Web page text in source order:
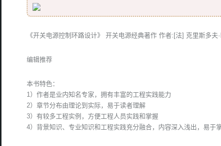
《开关电源控制环路设计》 开关电源经典著作 作者:[法] 克里斯多
编辑推荐
本书特色：
1）作者是业内知名专家，拥有丰富的工程实践能力
2）章节分布由理论到实际，易于读者理解
3）有较多工程实例，方便工程人员实践和掌握
4）背景知识、专业知识和工程实践充分融合，内容深入浅出，易于